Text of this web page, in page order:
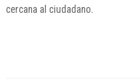
cercana al ciudadano.